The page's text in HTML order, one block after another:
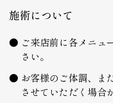
施術について
ご来店前に各メニュ
さい。
お客様のご体調、ま
させていただく場合